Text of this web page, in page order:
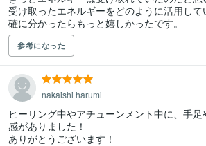
受け取ったエネルギーをどのように活用し
確に分かったらもっと嬉しかったです。
参考になった
nakaishi harumi
ヒーリング中やアチューンメント中に、手
感がありました！
ありがとうございます！